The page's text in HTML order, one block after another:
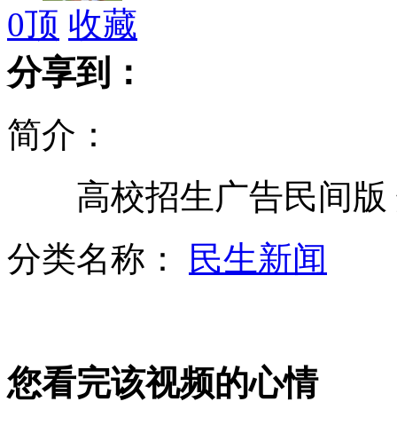
彭帅不敌基里连科无缘温网八强
拉莫斯力压C罗成技术统计最佳
0顶 收藏
分享到：
简介：
高校招生广告民间版
分类名称：
民生新闻
您看完该视频的心情